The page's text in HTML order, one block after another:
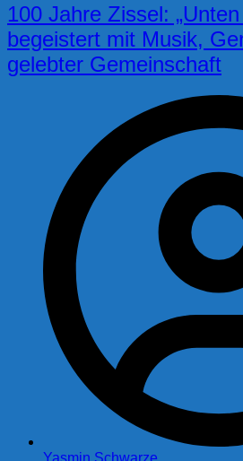
100 Jahre Zissel:
begeistert mit Musik,
gelebter Gemeinschaft
Yasmin Schwarze